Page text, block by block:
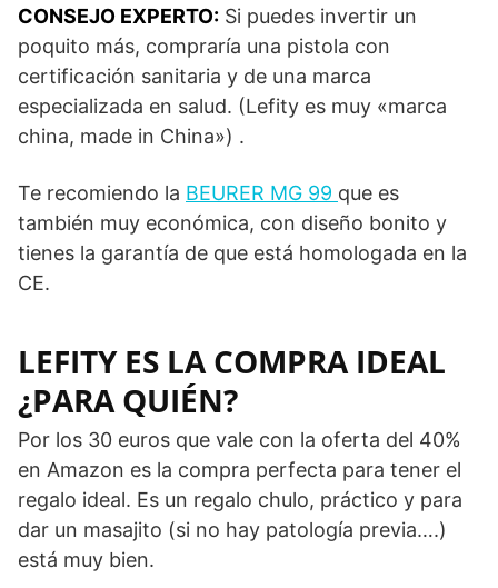
CONSEJO EXPERTO: Si puedes invertir un
poquito más, compraría una pistola con
certificación sanitaria y de una marca
especializada en salud. (Lefity es muy «marca
china, made in China») .
Te recomiendo la BEURER MG 99 que es
también muy económica, con diseño bonito y
tienes la garantía de que está homologada en la
CE.
LEFITY ES LA COMPRA IDEAL
¿PARA QUIÉN?
Por los 30 euros que vale con la oferta del 40%
en Amazon es la compra perfecta para tener el
regalo ideal. Es un regalo chulo, práctico y para
dar un masajito (si no hay patología previa….)
está muy bien.